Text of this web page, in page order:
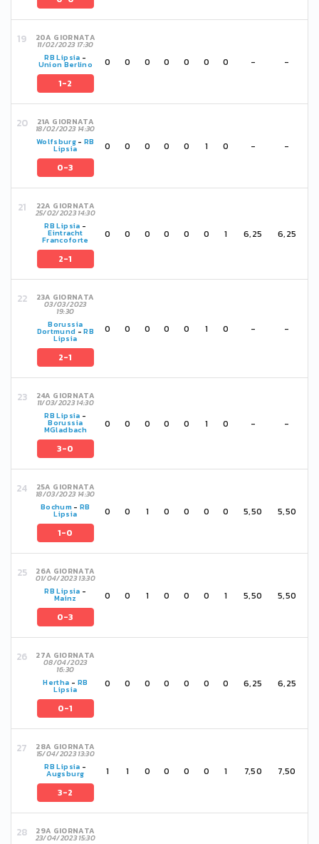
20A GIORNATA
11/02/2023 17:30
RB Lipsia -
Union Berlino
1-2
0 0 0 0 0 0 0 - -
21A GIORNATA
18/02/2023 14:30
Wolfsburg -RB
Lipsia
0-3
0 0 0 0 0 1 0 - -
22A GIORNATA
25/02/2023 14:30
RB Lipsia -
Eintracht
Francoforte
2-1
0 0 0 0 0 0 1 6,25 6,25
23A GIORNATA
03/03/2023
19:30
Borussia
Dortmund -RB
Lipsia
2-1
0 0 0 0 0 1 0 - -
24A GIORNATA
11/03/2023 14:30
RB Lipsia -
Borussia
MGladbach
3-0
0 0 0 0 0 1 0 - -
25A GIORNATA
18/03/2023 14:30
Bochum -RB
Lipsia
1-0
0 0 1 0 0 0 0 5,50 5,50
26A GIORNATA
01/04/2023 13:30
RB Lipsia -
Mainz
0-3
0 0 1 0 0 0 1 5,50 5,50
27A GIORNATA
08/04/2023
16:30
Hertha - RB
Lipsia
0-1
0 0 0 0 0 0 0 6,25 6,25
28A GIORNATA
15/04/2023 13:30
RB Lipsia -
Augsburg
3-2
1 1 0 0 0 0 1 7,50 7,50
29A GIORNATA
23/04/2023 15:30